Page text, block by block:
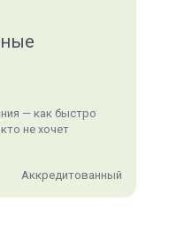
— как быстро
не хочет
Аккредитованный